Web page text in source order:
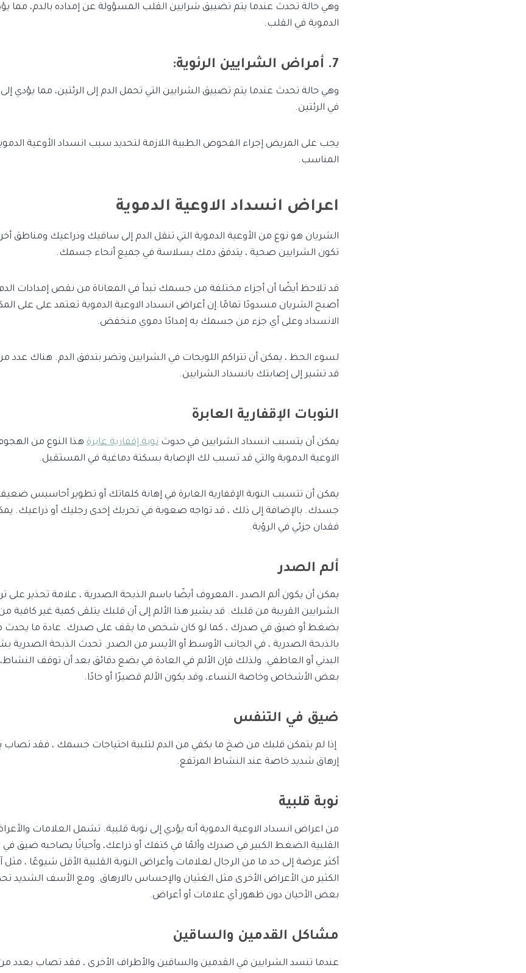
وهي حالة تحدث عندما يتم تضييق شرايين القلب المسؤولة عن إمداده بالدم، مما
الدموية في القلب.
7. أمراض الشرايين الرئوية:
وهي حالة تحدث عندما يتم تضييق الشرايين التي تحمل الدم إلى الرئتين، مما يؤدي إلى
في الرئتين.
يجب على المريض إجراء الفحوص الطبية اللازمة لتحديد سبب انسداد الأوعية
المناسب.
اعراض انسداد الاوعية الدموية
الشريان هو نوع من الأوعية الدموية التي تنقل الدم إلى ساقيك وذراعيك
تكون الشرايين صحية ، يتدفق دمك بسلاسة في جميع أنحاء جسمك.
قد تلاحظ أيضًا أن أجزاء مختلفة من جسمك تبدأ في المعاناة من نقص إمدادات
أصبح الشريان مسدودًا تمامًا.إن أعراض انسداد الاوعية الدموية تعتمد على على
الانسداد وعلى أي جزء من جسمك به إمدادًا دموي منخفض.
لسوء الحظ ، يمكن أن تتراكم اللويحات في الشرايين وتضر بتدفق الدم. هناك عدد من
قد تشير إلى إصابتك بانسداد الشرايين.
النوبات الإقفارية العابرة
يمكن أن يتسبب انسداد الشرايين في حدوث نوبة إقفارية عابرة هذا النوع من
الاوعية الدموية والتي قد تسبب لك الإصابة بسكتة دماغية في المستقبل.
يمكن أن تتسبب النوبة الإقفارية العابرة في إهانة كلماتك أو تطوير أحاسيس
جسدك. بالإضافة إلى ذلك ، قد تواجه صعوبة في تحريك إحدى رجليك أو ذراعيك.
فقدان جزئي في الرؤية.
ألم الصدر
يمكن أن يكون ألم الصدر ، المعروف أيضًا باسم الذبحة الصدرية ، علامة تحذير على
الشرايين القريبة من قلبك. قد يشير هذا الألم إلى أن قلبك يتلقى كمية غير كافية
بضغط أو ضيق في صدرك ، كما لو كان شخص ما يقف على صدرك. عادة ما يحدث
بالذبحة الصدرية ، في الجانب الأوسط أو الأيسر من الصدر. تحدث الذبحة الصدرية
البدني أو العاطفي. ولذلك فإن الألم في العادة في بضع دقائق بعد أن توقف النشاط،
بعض الأشخاص وخاصة النساء، وقد يكون الألم قصيرًا أو حادًا.
ضيق في التنفس
إذا لم يتمكن قلبك من ضخ ما يكفي من الدم لتلبية احتياجات جسمك ، فقد
إرهاق شديد خاصة عند النشاط المرتفع.
نوبة قلبية
من اعراض انسداد الاوعية الدموية أنه يؤدي إلى نوبة قلبية. تشمل العلامات
القلبية الضغط الكبير في صدرك وألمًا في كتفك أو ذراعك، وأحيانًا يصاحبه ضيق
أكثر عرضة إلى حد ما من الرجال لعلامات وأعراض النوبة القلبية الأقل شيوعًا ، مثل
الكثير من الأعراض الأخرى مثل الغثيان والإحساس بالارهاق. ومع الأسف الشديد
بعض الأحيان دون ظهور أي علامات أو أعراض.
مشاكل القدمين والساقين
عندما تنسد الشرايين في القدمين والساقين والأطراف الأخرى ، فقد تصاب